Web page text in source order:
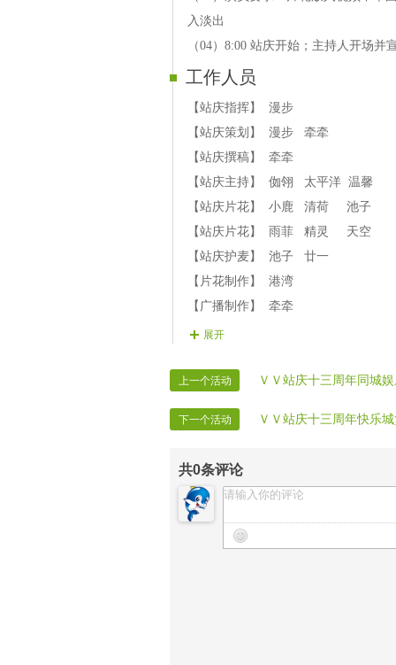
【14站庆演员】乐仆 歌曲《
【15站庆演员】雨菲 歌曲《相思
【17站庆演员】水晶 歌曲《降雪
【18站庆演员】秋熠 吉他《张三
第四篇章 共创未来
【19站庆演员】晓月 歌曲《喜事
【20站庆演员】K K 歌曲《生而
【21站庆演员】芳草 歌曲《月儿
【22站庆演员】无极 歌曲《归途
【23站庆演员】雯霞 歌曲《梅雪
【24站庆演员】小雪 洞箫《云水
【站庆结束舞】 雨景 《中国永远收
入淡出
（04）8:00 站庆开始；主持人开场并
工作人员
【站庆指挥】 漫步
【站庆策划】 漫步 牵牵
【站庆撰稿】 牵牵
【站庆主持】 侞翎 太平洋 温馨
【站庆片花】 小鹿 清荷 池子
【站庆片花】 雨菲 精灵 天空
【站庆护麦】 池子 廿一
【片花制作】 港湾
【广播制作】 牵牵
【广播发送】 兔宝
【烟花指挥】 兔宝
【护麦指挥】 清荷
【站庆提醒】 小鹿
【站庆保安】 全体男管理
【站庆迎宾】 全体女管理
展开
上一个活动 ＶＶ站庆十三周年同城
下一个活动 ＶＶ站庆十三周年快乐
共0条评论